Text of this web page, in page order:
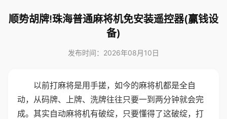
顺势胡牌!珠海普通麻将机免安装遥控器(赢钱设
备)
发布时间：2026年08月10日
以前打麻将是用手搓，如今的麻将机都是全自
动，从码牌、上牌、洗牌往往只要一到两分钟就会完
成。其实自动麻将机有破绽，只要懂得了这破绽，打